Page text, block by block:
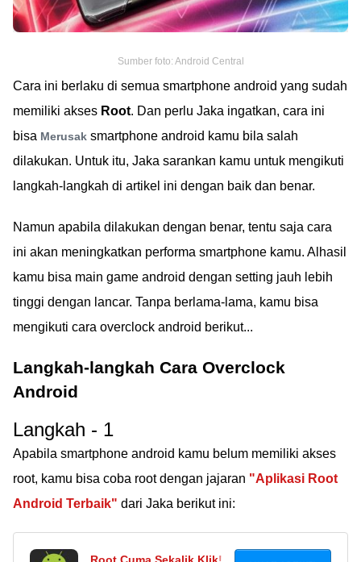
Sumber foto: Android Central
Cara ini berlaku di semua smartphone android yang sudah
memiliki akses Root. Dan perlu Jaka ingatkan, cara ini
bisa Merusak smartphone android kamu bila salah
dilakukan. Untuk itu, Jaka sarankan kamu untuk mengikuti
langkah-langkah di artikel ini dengan baik dan benar.
Namun apabila dilakukan dengan benar, tentu saja cara
ini akan meningkatkan performa smartphone kamu. Alhasil
kamu bisa main game android dengan setting jauh lebih
tinggi dengan lancar. Tanpa berlama-lama, kamu bisa
mengikuti cara overclock android berikut...
Langkah-langkah Cara Overclock
Android
Langkah - 1
Apabila smartphone android kamu belum memiliki akses
root, kamu bisa coba root dengan jajaran "Aplikasi Root
Android Terbaik" dari Jaka berikut ini: